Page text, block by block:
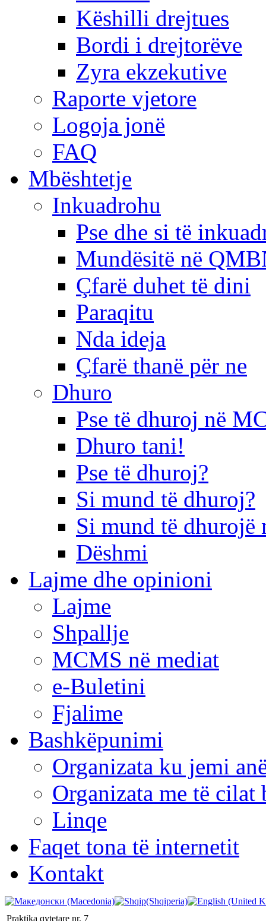
Këshilli drejtues
Bordi i drejtorëve
Zyra ekzekutive
Raporte vjetore
Logoja jonë
FAQ
Mbështetje
Inkuadrohu
Pse dhe si të
Mundësitë në
Çfarë duhet të dini
Paraqitu
Nda ideja
Çfarë thanë për ne
Dhuro
Pse të dhuroj në
Dhuro tani!
Pse të dhuroj?
Si mund të dhuroj?
Si mund të dhurojë
Dëshmi
Lajme dhe opinioni
Lajme
Shpallje
MCMS në mediat
e-Buletini
Fjalime
Bashkëpunimi
Organizata ku jemi
Organizata me të cilat
Linqe
Faqet tona të internetit
Kontakt
Praktika qytetare nr. 7